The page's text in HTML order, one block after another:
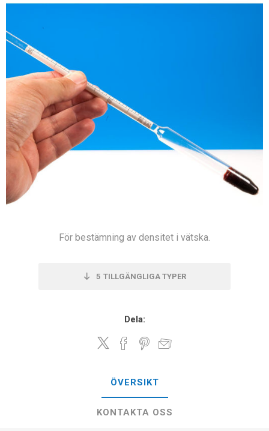
För bestämning av densitet i vätska.
5 TILLGÄNGLIGA TYPER
Dela:
ÖVERSIKT
KONTAKTA OSS